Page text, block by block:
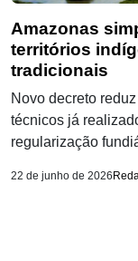
Amazonas
territórios
tradicionais
Novo decreto
técnicos já
regularização
22 de junho de 2026